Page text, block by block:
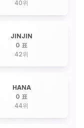
40위
JINJIN
0 표
42위
HANA
0 표
44위